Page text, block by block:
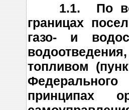
1.1.
По
границах
газо- и
топливом
принципах